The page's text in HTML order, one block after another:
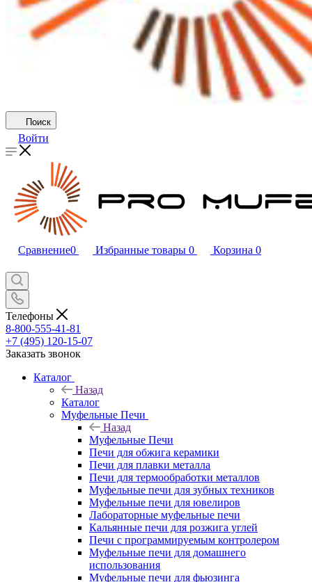
Поиск
Войти
Сравнение0 Избранные товары 0 Корзина 0
Телефоны
8-800-555-41-81
+7 (495) 120-15-07
Заказать звонок
Каталог
Назад
Каталог
Муфельные Печи
Назад
Муфельные Печи
Печи для обжига керамики
Печи для плавки металла
Печи для термообработки металлов
Муфельные печи для зубных техников
Муфельные печи для ювелиров
Лабораторные муфельные печи
Кальянные печи для розжига углей
Печи с программируемым контролером
Муфельные печи для домашнего
использования
Муфельные печи для фьюзинга